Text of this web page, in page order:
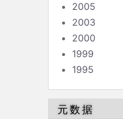
2005
2003
2000
1999
1995
元数据